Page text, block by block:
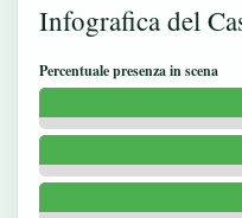
Infografica del
Percentuale presenza in scena